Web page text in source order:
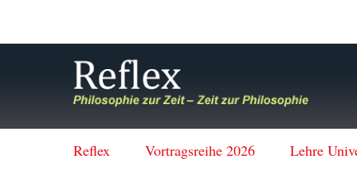
Reflex Vortragsreihe 2026 Lehre